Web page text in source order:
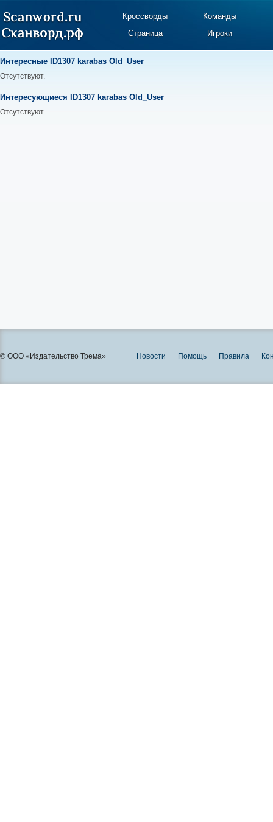
Кроссворды
Команды
Страница
Игроки
Интересные ID1307 karabas Old_User
Отсутствуют.
Интересующиеся ID1307 karabas Old_User
Отсутствуют.
© ООО «Издательство Трема» Новости Помощь Правила